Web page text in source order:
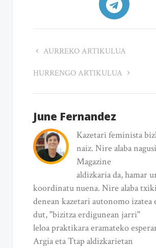
AURREKO ARTIKULUA
HURRENGO ARTIKULUA
June Fernandez
Kazetari feminista
naiz. Nire alaba
Magazine
aldizkaria da, hamar
koordinatu nuena. Nire alaba
denean kazetari autonomo izatea
dut, "bizitza erdigunean jarri"
leloa praktikara eramateko
Argia eta Ttap aldizkarietan